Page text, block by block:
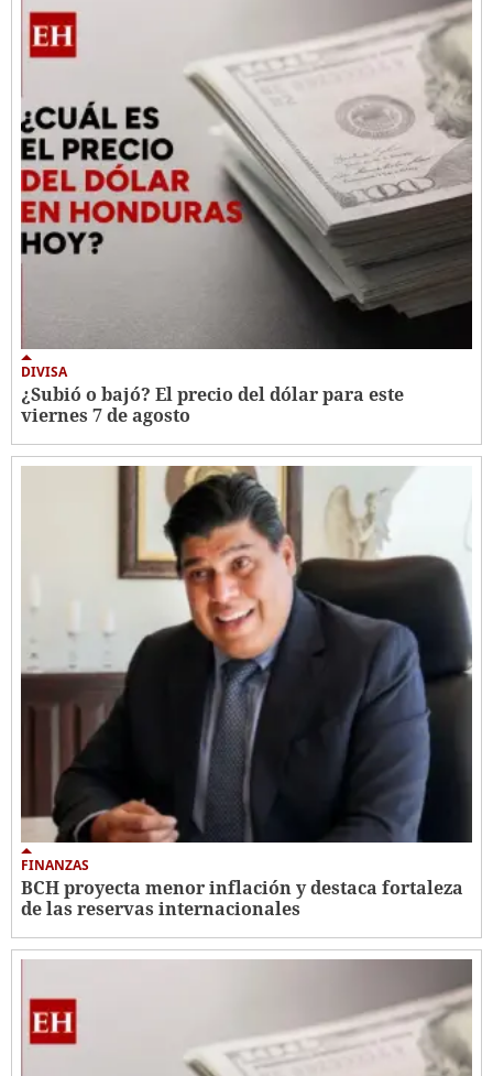
DIVISA
¿Subió o bajó? El precio del dólar para este
viernes 7 de agosto
FINANZAS
BCH proyecta menor inflación y destaca fortaleza
de las reservas internacionales